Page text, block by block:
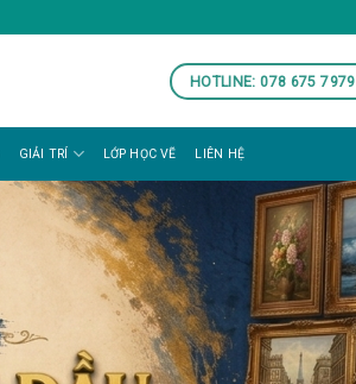
HOTLINE: 078 675 7979
GIẢI TRÍ LỚP HỌC VẼ LIÊN HỆ